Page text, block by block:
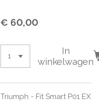
€ 60,00
In
winkelwagen
Triumph - Fit Smart P01 EX